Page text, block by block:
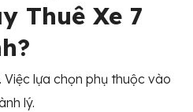
Thuê Xe 7
lựa chọn phụ thuộc vào
lý.